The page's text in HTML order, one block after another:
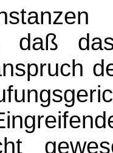
daß